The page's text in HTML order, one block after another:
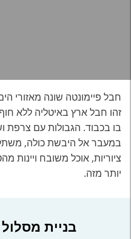
חבל פיימונטה שונה מאזורי
זהו חבל ארץ באיטליה ללא
בו בכבוד. הגבולות עם צרפת
במעבר אל היבשת כולה,
ציוריות, אוכל משובח ויינות
יותר מזה.
בניית